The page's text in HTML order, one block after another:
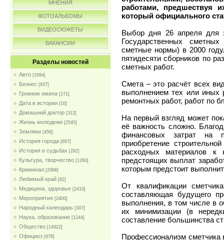
МНЕНИЯ
ФОТОАЛЬБОМЫ
ВИДЕОСЮЖЕТЫ
ВАКАНСИИ
Разделы новостей
Авто [1694]
Бизнес [937]
Громкие имена [271]
Дата в истории [10]
Домашний доктор [312]
Жизнь молодежи [2545]
Земляки [456]
История города [687]
История в судьбах [292]
Культура, творчество [1260]
Криминал [2066]
Любимый край [82]
Медицина, здоровье [2410]
Мероприятия [2400]
Народный календарь [307]
Наука, образование [1244]
Общество [14922]
Официоз [978]
работами, предшествуя
который официального
Выбор дня 26 апреля для
Государственных
сметные нормы) в 2000
пятидесяти сборников по
сметных работ.
Смета – это расчёт всех
выполнением тех или иных
ремонтных работ, работ по
На первый взгляд может
её важность сложно.
финансовых затрат на
приобретение
расходных материалов к
предстоящих выплат
которым предстоит
От квалификации
составляющая будущего
выполнения, в том числе в
их минимизации (в
составление большинства
Профессионализм сметчика